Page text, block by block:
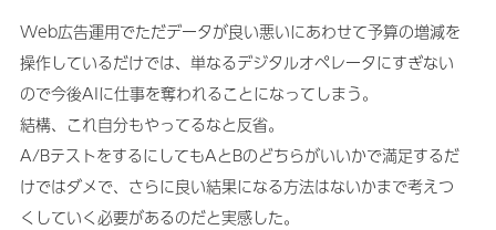
Web広告運用でただデータが良い悪いにあわせて予算の増減を
操作しているだけでは、単なるデジタルオペレータにすぎない
ので今後AIに仕事を奪われることになってしまう。
結構、これ自分もやってるなと反省。
A/BテストをするにしてもAとBのどちらがいいかで満足するだ
けではダメで、さらに良い結果になる方法はないかまで考えつ
くしていく必要があるのだと実感した。